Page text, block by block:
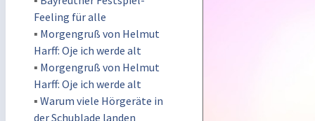
Feeling für alle
▪ Morgengruß von Helmut
Harff: Oje ich werde alt
▪ Morgengruß von Helmut
Harff: Oje ich werde alt
▪ Warum viele Hörgeräte in
der Schublade landen